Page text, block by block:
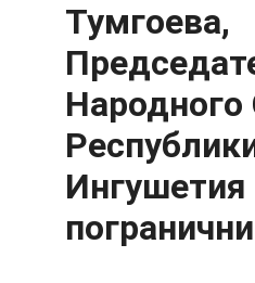
Тумгоева,
Народного